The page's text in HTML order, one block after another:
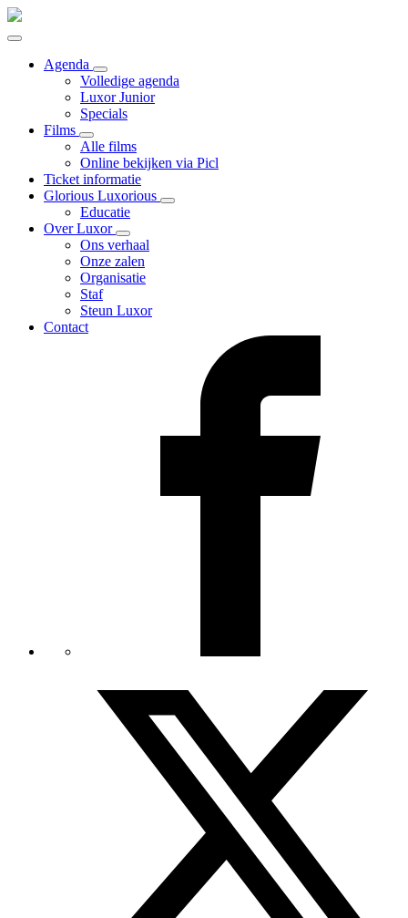
Agenda
Volledige agenda
Luxor Junior
Specials
Films
Alle films
Online bekijken via Picl
Ticket informatie
Glorious Luxorious
Educatie
Over Luxor
Ons verhaal
Onze zalen
Organisatie
Staf
Steun Luxor
Contact